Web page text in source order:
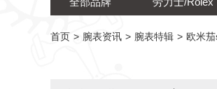
首页 > 腕表资讯 > 腕表特辑 > 欧米